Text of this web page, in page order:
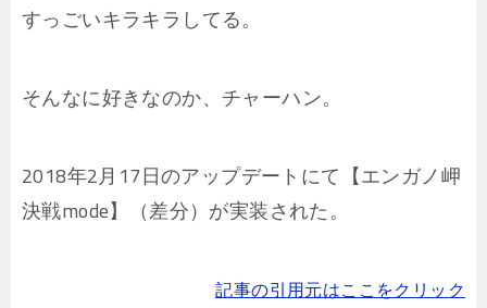
すっごいキラキラしてる。
そんなに好きなのか、チャーハン。
2018年2月17日のアップデートにて【エンガノ岬
決戦mode】（差分）が実装された。
記事の引用元はここをクリック